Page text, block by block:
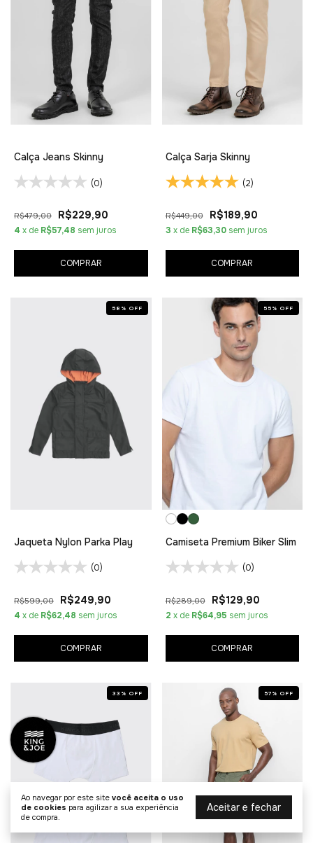
Ao navegar por este site você aceita o uso
de cookies para agilizar a sua experiência
de compra.
Aceitar e fechar
Calça Jeans Skinny
(0)
R$479,00 R$229,90
4 x de R$57,48 sem juros
COMPRAR
Calça Sarja Skinny
(2)
R$449,00 R$189,90
3 x de R$63,30 sem juros
COMPRAR
58 % OFF
Jaqueta Nylon Parka Play
(0)
R$599,00 R$249,90
4 x de R$62,48 sem juros
COMPRAR
55 % OFF
Camiseta Premium Biker Slim
(0)
R$289,00 R$129,90
2 x de R$64,95 sem juros
COMPRAR
33 % OFF 57 % OFF